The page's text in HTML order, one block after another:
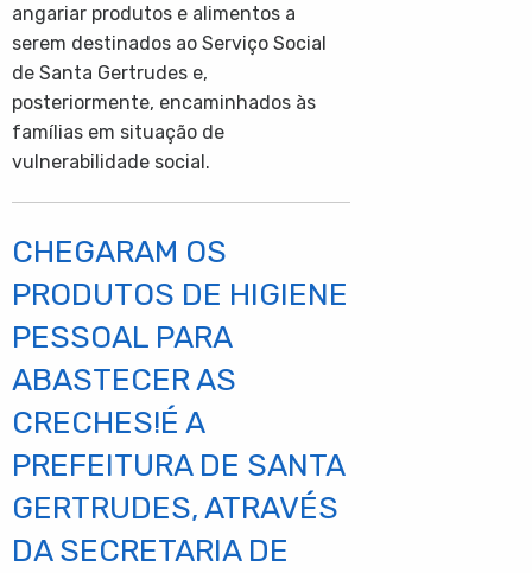
angariar produtos e alimentos a
serem destinados ao Serviço Social
de Santa Gertrudes e,
posteriormente, encaminhados às
famílias em situação de
vulnerabilidade social.
CHEGARAM OS
PRODUTOS DE HIGIENE
PESSOAL PARA
ABASTECER AS
CRECHES!É A
PREFEITURA DE SANTA
GERTRUDES, ATRAVÉS
DA SECRETARIA DE